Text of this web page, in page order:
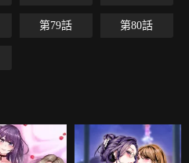
第79話 第80話